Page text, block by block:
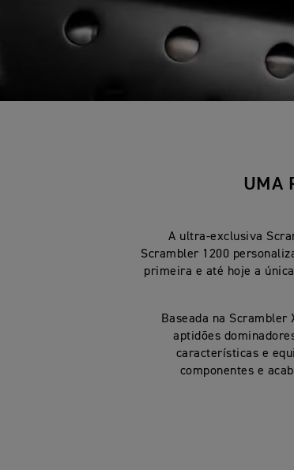
UMA
A ultra-exclusiva
Scrambler 1200
primeira e até hoje a
Baseada na Scrambler
aptidões
características e
componentes e